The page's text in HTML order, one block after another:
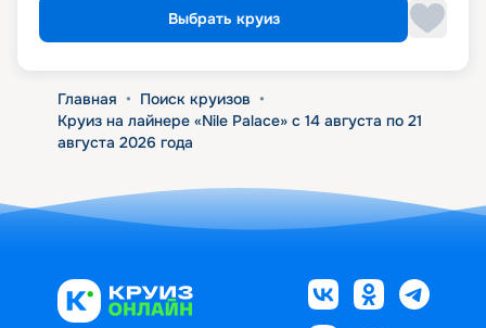
Выбрать круиз
Главная • Поиск круизов •
Круиз на лайнере «Nile Palace» с 14 августа по 21
августа 2026 года